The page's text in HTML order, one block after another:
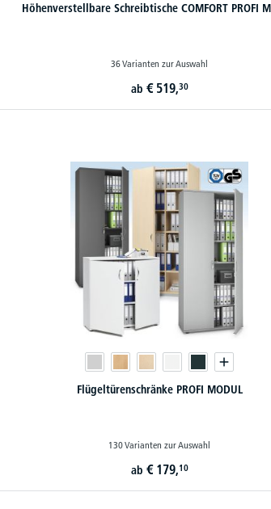
Höhenverstellbare Schreibtische COMFORT PROFI
36 Varianten zur Auswahl
ab € 519,30
Flügeltürenschränke PROFI MODUL
130 Varianten zur Auswahl
ab € 179,10